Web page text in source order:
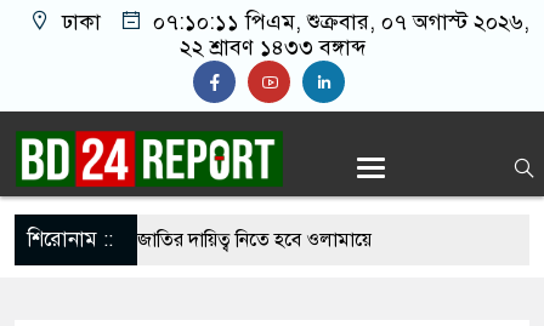
ঢাকা ০৭:১০:১২ পিএম, শুক্রবার, ০৭ অগাস্ট ২০২৬,
২২ শ্রাবণ ১৪৩৩ বঙ্গাব্দ
শিরোনাম ::
নয়, জাতির দায়িত্ব নিতে হবে ওলামায়ে